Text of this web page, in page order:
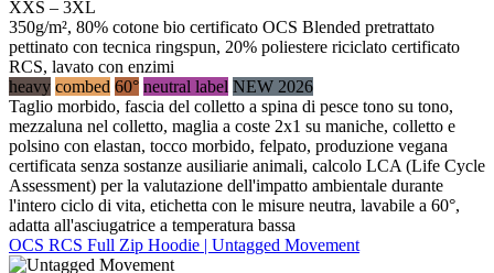
XXS – 3XL
350g/m², 80% cotone bio certificato OCS Blended pretrattato
pettinato con tecnica ringspun, 20% poliestere riciclato certificato
RCS, lavato con enzimi
heavy combed 60° neutral label NEW 2026
Taglio morbido, fascia del colletto a spina di pesce tono su tono,
mezzaluna nel colletto, maglia a coste 2x1 su maniche, colletto e
polsino con elastan, tocco morbido, felpato, produzione vegana
certificata senza sostanze ausiliarie animali, calcolo LCA (Life Cycle
Assessment) per la valutazione dell'impatto ambientale durante
l'intero ciclo di vita, etichetta con le misure neutra, lavabile a 60°,
adatta all'asciugatrice a temperatura bassa
OCS RCS Full Zip Hoodie | Untagged Movement